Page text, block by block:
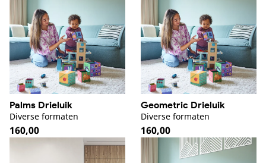
Palms Drieluik
Diverse formaten
Normale
prijs
160,00
Geometric Drieluik
Diverse formaten
Normale
prijs
160,00